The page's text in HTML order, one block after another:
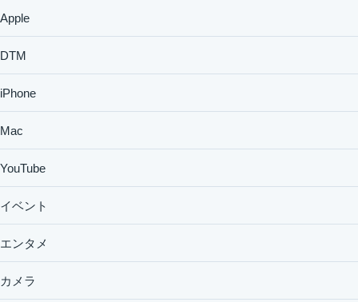
Apple
DTM
iPhone
Mac
YouTube
イベント
エンタメ
カメラ